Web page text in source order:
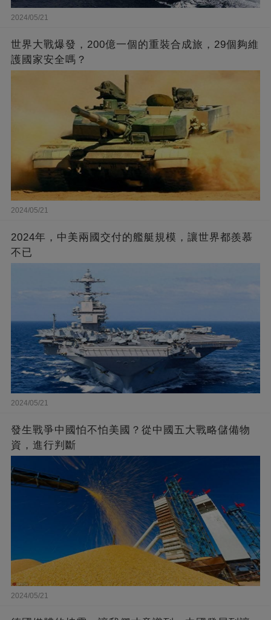
2024/05/21
世界大戰爆發，200億一個的重裝合成旅，29個夠維
護國家安全嗎？
2024/05/21
2024年，中美兩國交付的艦艇規模，讓世界都羨慕
不已
2024/05/21
發生戰爭中國怕不怕美國？從中國五大戰略儲備物
資，進行判斷
2024/05/21